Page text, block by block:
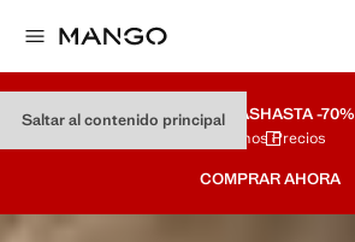
Saltar al contenido principal
REBAJASHASTA -70%
Últimos Precios
COMPRAR AHORA